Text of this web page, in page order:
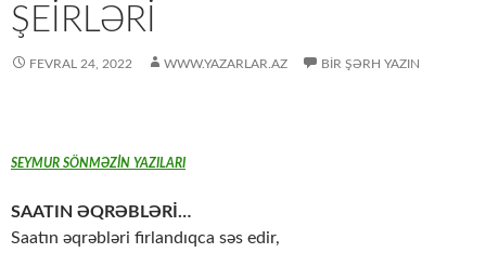
ŞEİRLƏRİ
FEVRAL 24, 2022 WWW.YAZARLAR.AZ BIR ŞƏRH YAZIN
SEYMUR SÖNMƏZİN YAZILARI
SAATIN ƏQRƏBLƏRİ…
Saatın əqrəbləri firlandıqca səs edir,